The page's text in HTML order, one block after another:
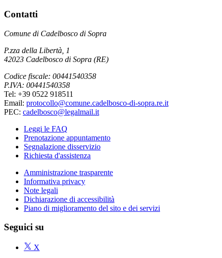
Contatti
Comune di Cadelbosco di Sopra
P.zza della Libertà, 1
42023 Cadelbosco di Sopra (RE)
Codice fiscale: 00441540358
P.IVA: 00441540358
Tel: +39 0522 918511
Email: protocollo@comune.cadelbosco-di-sopra.re.it
PEC: cadelbosco@legalmail.it
Leggi le FAQ
Prenotazione appuntamento
Segnalazione disservizio
Richiesta d'assistenza
Amministrazione trasparente
Informativa privacy
Note legali
Dichiarazione di accessibilità
Piano di miglioramento del sito e dei servizi
Seguici su
X